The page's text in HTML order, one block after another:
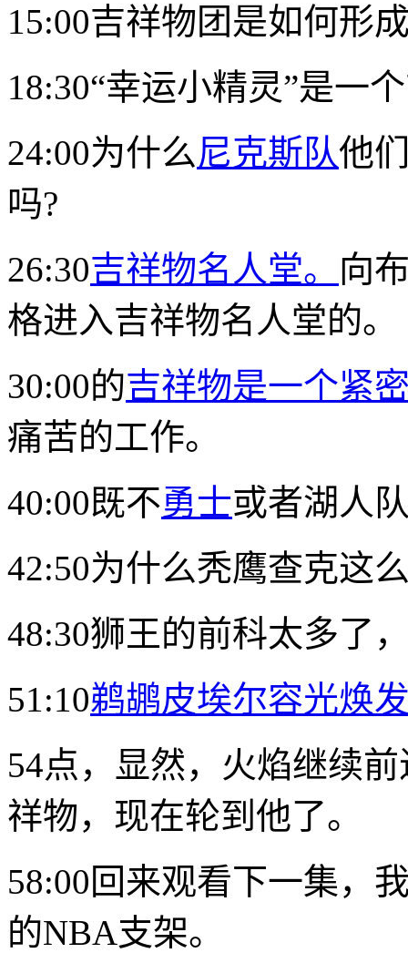
15:00吉祥物团是如何形
18:30“幸运小精灵”是一
24:00为什么尼克斯队他
吗?
26:30吉祥物名人堂。 向
格进入吉祥物名人堂的。
30:00的吉祥物是一个紧
痛苦的工作。
40:00既不勇士或者湖人
42:50为什么秃鹰查克这
48:30狮王的前科太多了
51:10鹈鹕皮埃尔容光焕
54点，显然，火焰继续
祥物，现在轮到他了。
58:00回来观看下一集，
的NBA支架。